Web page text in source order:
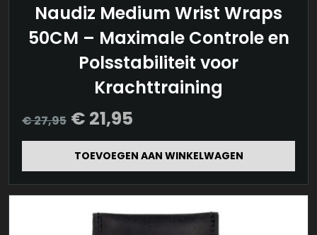
Naudiz Medium Wrist Wraps
50CM – Maximale Controle en
Polsstabiliteit voor
Krachttraining
€27,95
Oorspronkelijke
prijs
€ 27,95.
€ 21,95
Huidige
prijs
€ 21,95.
TOEVOEGEN AAN WINKELWAGEN